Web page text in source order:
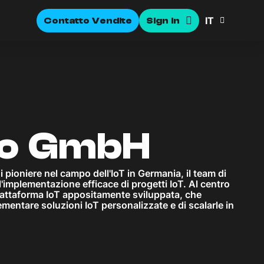
Contatto Vendite Sign In IT
GmbH
nel campo dell'IoT in Germania, il team di
efficace di progetti IoT. Al centro
IoT appositamente sviluppata, che
soluzioni IoT personalizzate e di scalarle in